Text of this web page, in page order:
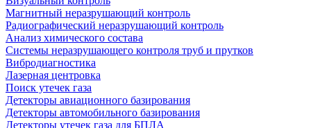
Магнитный неразрушающий контроль
Радиографический неразрушающий контроль
Анализ химического состава
Системы неразрушающего контроля труб и прутков
Вибродиагностика
Лазерная центровка
Поиск утечек газа
Детекторы авиационного базирования
Детекторы автомобильного базирования
Детекторы утечек газа для БПЛА